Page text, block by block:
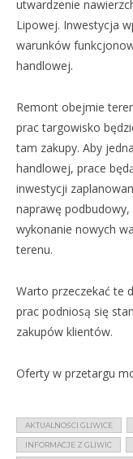
utwardzenie
Lipowej. Inwestycja
warunków
handlowej.
Remont obejmie
prac targowisko
tam zakupy. Aby
handlowej, prace
inwestycji
naprawę
wykonanie nowych
terenu.
Warto przeczekać te
prac podniosą się
zakupów klientów.
Oferty w przetargu
AKTUALNOŚCI GLIWICE
INFORMACJE Z GLIWIC